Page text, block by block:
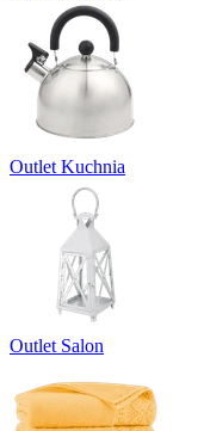
Outlet Kuchnia
Outlet Salon